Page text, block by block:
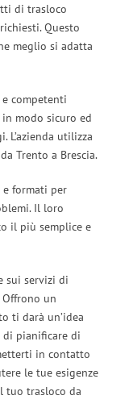
di trasloco
Questo
meglio si adatta
competenti
modo sicuro ed
L’azienda utilizza
Trento a Brescia.
e formati per
Il loro
il più semplice e
sui servizi di
un
ti darà un’idea
pianificare di
in contatto
le tue esigenze
tuo trasloco da